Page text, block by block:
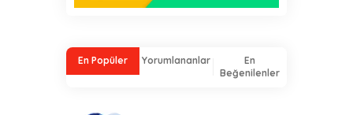
En Popüler Yorumlananlar
En
Beğenilenler